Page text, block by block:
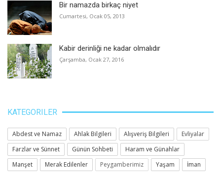
Bir namazda birkaç niyet
Cumartesi, Ocak 05, 2013
Kabir derinliği ne kadar olmalıdır
Çarşamba, Ocak 27, 2016
KATEGORILER
Abdest ve Namaz Ahlak Bilgileri Alışveriş Bilgileri
Evliyalar
Farzlar ve Sünnet
Günün Sohbeti
Haram ve Günahlar
Manşet
Merak Edilenler Peygamberimiz Yaşam İman